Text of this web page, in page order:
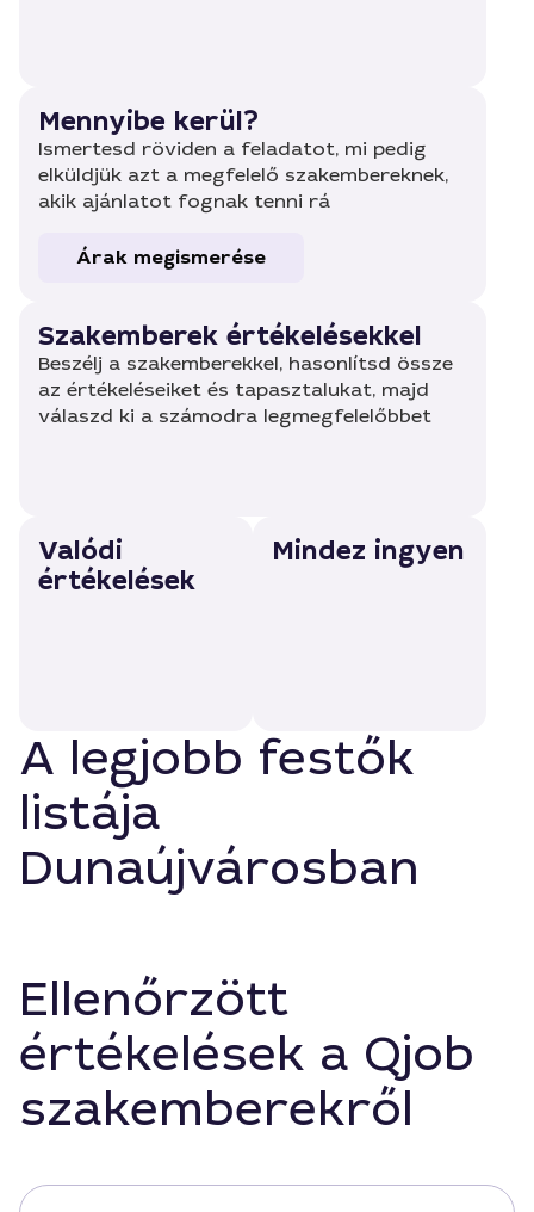
Mennyibe kerül?
Ismertesd röviden a feladatot, mi pedig
elküldjük azt a megfelelő szakembereknek,
akik ajánlatot fognak tenni rá
Árak megismerése
Szakemberek értékelésekkel
Beszélj a szakemberekkel, hasonlítsd össze
az értékeléseiket és tapasztalukat, majd
válaszd ki a számodra legmegfelelőbbet
Valódi
értékelések
Mindez ingyen
A legjobb festők
listája
Dunaújvárosban
Ellenőrzött
értékelések a Qjob
szakemberekről